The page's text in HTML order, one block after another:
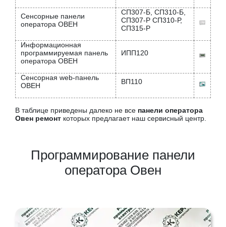
Сенсорные панели
оператора ОВЕН
СП307-Б, СП310-Б,
СП307-Р СП310-Р,
СП315-Р
Информационная
программируемая панель
оператора ОВЕН
ИПП120
Сенсорная web-панель
ОВЕН
ВП110
В таблице приведены далеко не все панели оператора
Овен ремонт которых предлагает наш сервисный центр.
Программирование панели
оператора Овен